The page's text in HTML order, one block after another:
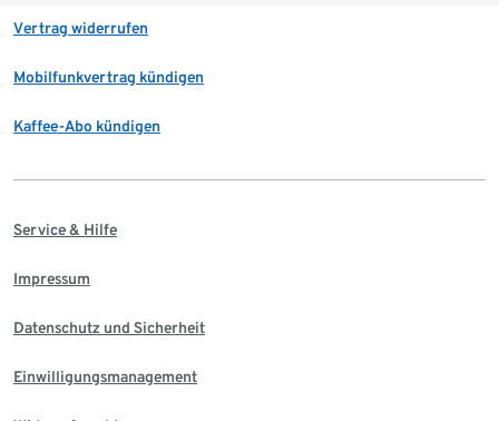
Vertrag widerrufen
Mobilfunkvertrag kündigen
Kaffee-Abo kündigen
Service & Hilfe
Impressum
Datenschutz und Sicherheit
Einwilligungsmanagement